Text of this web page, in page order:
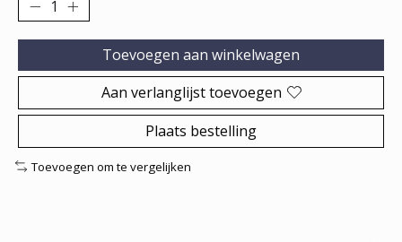
Toevoegen aan winkelwagen
Aan verlanglijst toevoegen
Plaats bestelling
Toevoegen om te vergelijken